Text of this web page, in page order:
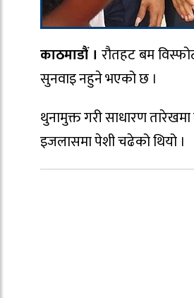
काठमाडौं । रौतहट बम
सुनवाइ नहुने भएको छ ।
थुनामुक्त गरी साधारण
इजलासमा पेशी चढेको थियो ।